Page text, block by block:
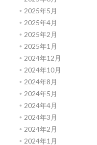
2025年5月
2025年4月
2025年2月
2025年1月
2024年12月
2024年10月
2024年8月
2024年5月
2024年4月
2024年3月
2024年2月
2024年1月